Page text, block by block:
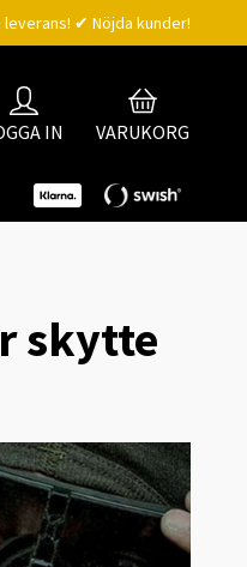
✔ Nöjda kunder!
IN VARUKORG
skytte